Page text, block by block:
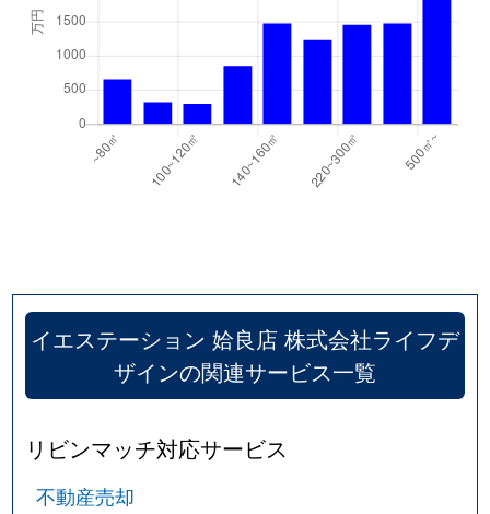
イエステーション 姶良店 株式会社ライフデ
ザインの関連サービス一覧
リビンマッチ対応サービス
不動産売却